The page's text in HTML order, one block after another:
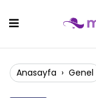
Anasayfa › Genel